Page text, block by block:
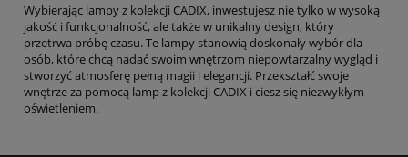
Wybierając lampy z kolekcji CADIX, inwestujesz nie tylko w wysoką
jakość i funkcjonalność, ale także w unikalny design, który
przetrwa próbę czasu. Te lampy stanowią doskonały wybór dla
osób, które chcą nadać swoim wnętrzom niepowtarzalny wygląd i
stworzyć atmosferę pełną magii i elegancji. Przekształć swoje
wnętrze za pomocą lamp z kolekcji CADIX i ciesz się niezwykłym
oświetleniem.